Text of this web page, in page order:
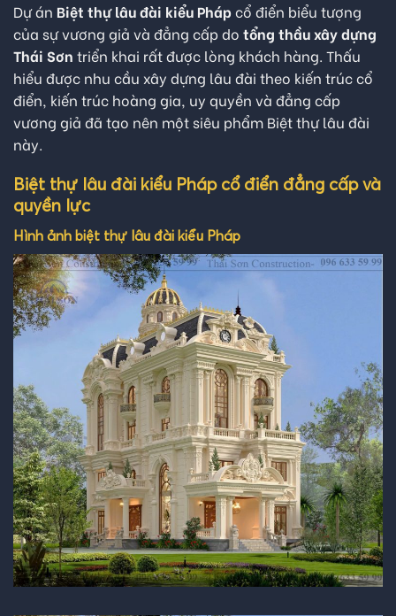
Dự án Biệt thự lâu đài kiểu Phápcổ điển biểu tượng
của sự vương giả và đẳng cấp do tổng thầu xây dựng
Thái Sơn triển khai rất được lòng khách hàng. Thấu
hiểu được nhu cầu xây dựng lâu đài theo kiến trúc cổ
điển, kiến trúc hoàng gia, uy quyền và đẳng cấp
vương giả đã tạo nên một siêu phẩm Biệt thự lâu đài
này.
Biệt thự lâu đài kiểu Pháp cổ điển đẳng cấp và
quyền lực
Hình ảnh biệt thự lâu đài kiểu Pháp